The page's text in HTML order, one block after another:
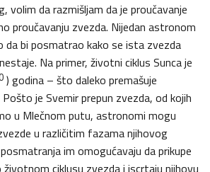
volim da razmišljam da je proučavanje
proučavanju zvezda. Nijedan astronom
da bi posmatrao kako se ista zvezda
Na primer, životni ciklus Sunca je
) godina – što daleko premašuje
je Svemir prepun zvezda, od kojih
u Mlečnom putu, astronomi mogu
u različitim fazama njihovog
im omogućavaju da prikupe
ciklusu zvezda i iscrtaju njihovu